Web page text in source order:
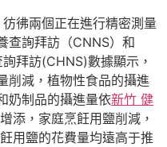
彿兩個正在進行精密測量
查詢拜訪（CNNS）和
拜訪(CHNS)數據顯示，
削減，植物性食品的攝進
奶制品的攝進量依新竹 健
添，家庭烹飪用鹽削減，
用鹽的花費量均遠高于推